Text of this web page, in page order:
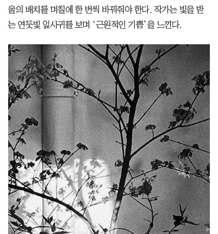
울의 배치를 며칠에 한 번씩 바꿔줘야 한다. 작가는 빛을 받
는 연둣빛 잎사귀를 보며 ‘근원적인 기쁨’을 느낀다.